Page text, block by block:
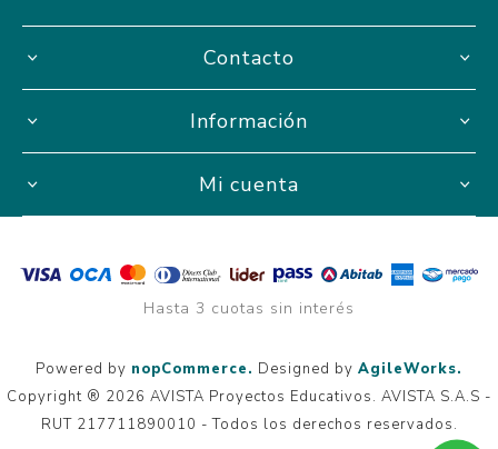
Contacto
Información
Mi cuenta
Hasta 3 cuotas sin interés
Powered by nopCommerce. Designed by AgileWorks.
Copyright ® 2026 AVISTA Proyectos Educativos. AVISTA S.A.S -
RUT 217711890010 - Todos los derechos reservados.